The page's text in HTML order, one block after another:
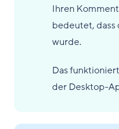
Ihren
bedeutet, dass
wurde.
Das
der Desktop-